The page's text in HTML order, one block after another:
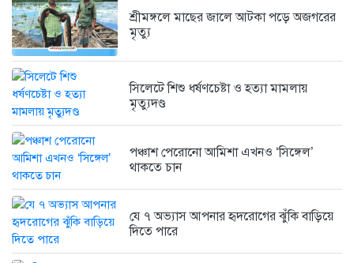
মৌলভীবাজার জেলা তালামীযের সাধারণ
সম্পাদক...
৭ দিন আগে
শ্রীমঙ্গলে মাছের জালে আটকা পড়ে অজগরের
মৃত্যু
সিলেটে শিশু ধর্ষণচেষ্টা ও হত্যা মামলায়
মৃত্যুদণ্ড
পঞ্চাশ পেরোনো আমিশা এখনও ‘সিঙ্গেল’
থাকতে চান
যে ৭ অভ্যাস আপনার হৃদরোগের ঝুঁকি বাড়িয়ে
দিতে পারে